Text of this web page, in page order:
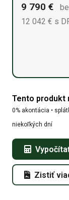
9 790 €
12 042 € s
Tento produkt
0% akontácia •
niekoľkých dní
Zistiť